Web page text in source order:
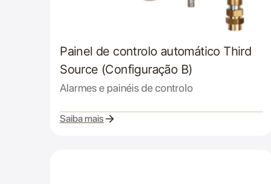
Painel de controlo automático Third
Source (Configuração B)
Alarmes e painéis de controlo
Saiba mais